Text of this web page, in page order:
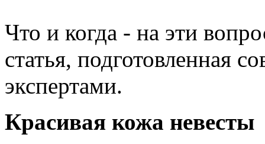
Что и когда - на эти
статья, подготовленная
экспертами.
Красивая кожа невесты